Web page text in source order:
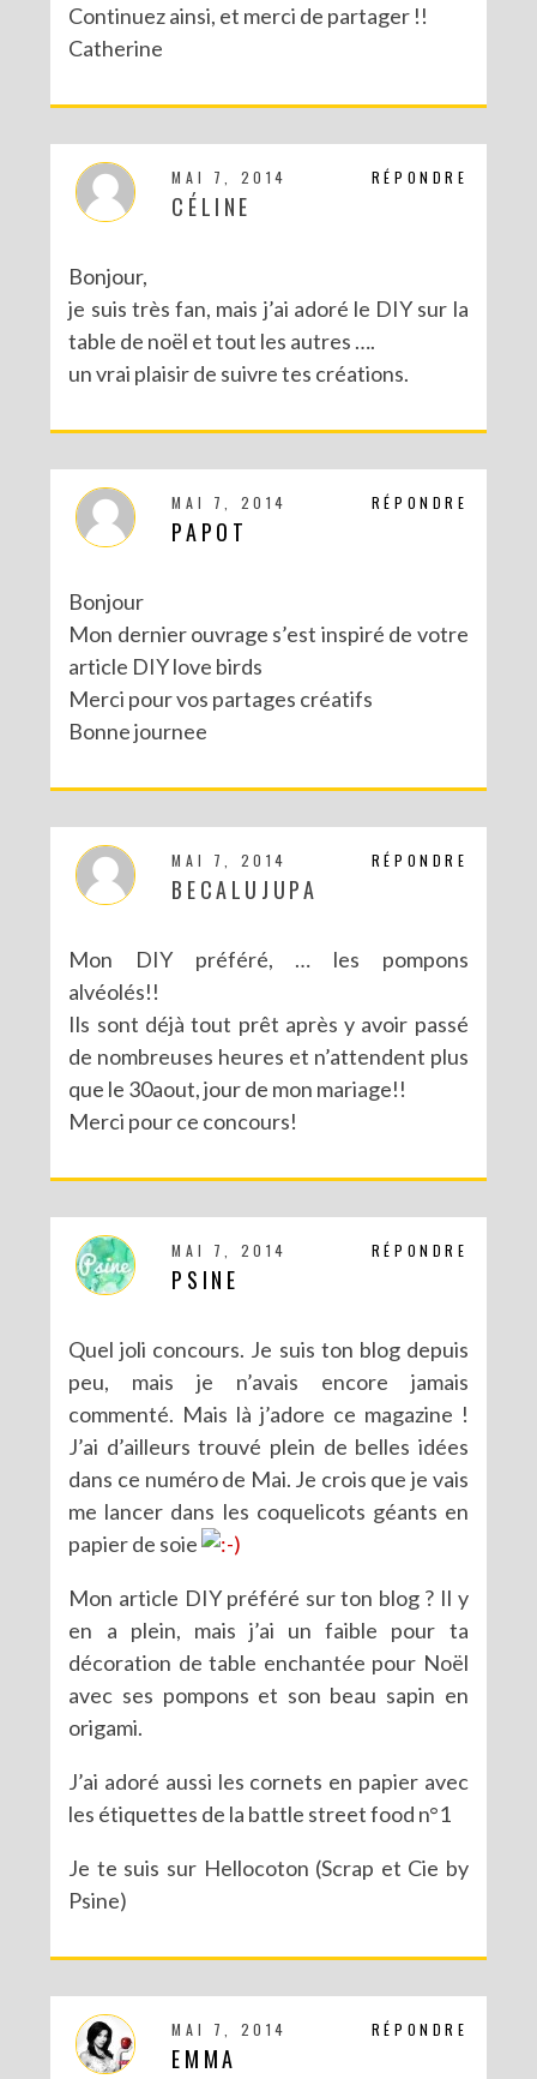
Continuez ainsi, et merci de partager !!
Catherine
RÉPONDRE
MAI 7, 2014
CÉLINE
Bonjour,
je suis très fan, mais j’ai adoré le DIY sur la
table de noël et tout les autres ….
un vrai plaisir de suivre tes créations.
RÉPONDRE
MAI 7, 2014
PAPOT
Bonjour
Mon dernier ouvrage s’est inspiré de votre
article DIY love birds
Merci pour vos partages créatifs
Bonne journee
RÉPONDRE
MAI 7, 2014
BECALUJUPA
Mon DIY préféré, … les pompons
alvéolés!!
Ils sont déjà tout prêt après y avoir passé
de nombreuses heures et n’attendent plus
que le 30aout, jour de mon mariage!!
Merci pour ce concours!
RÉPONDRE
MAI 7, 2014
PSINE
Quel joli concours. Je suis ton blog depuis
peu, mais je n’avais encore jamais
commenté. Mais là j’adore ce magazine !
J’ai d’ailleurs trouvé plein de belles idées
dans ce numéro de Mai. Je crois que je vais
me lancer dans les coquelicots géants en
papier de soie
Mon article DIY préféré sur ton blog ? Il y
en a plein, mais j’ai un faible pour ta
décoration de table enchantée pour Noël
avec ses pompons et son beau sapin en
origami.
J’ai adoré aussi les cornets en papier avec
les étiquettes de la battle street food n°1
Je te suis sur Hellocoton (Scrap et Cie by
Psine)
RÉPONDRE
MAI 7, 2014
EMMA